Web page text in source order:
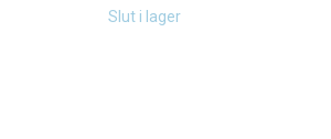
Slut i lager